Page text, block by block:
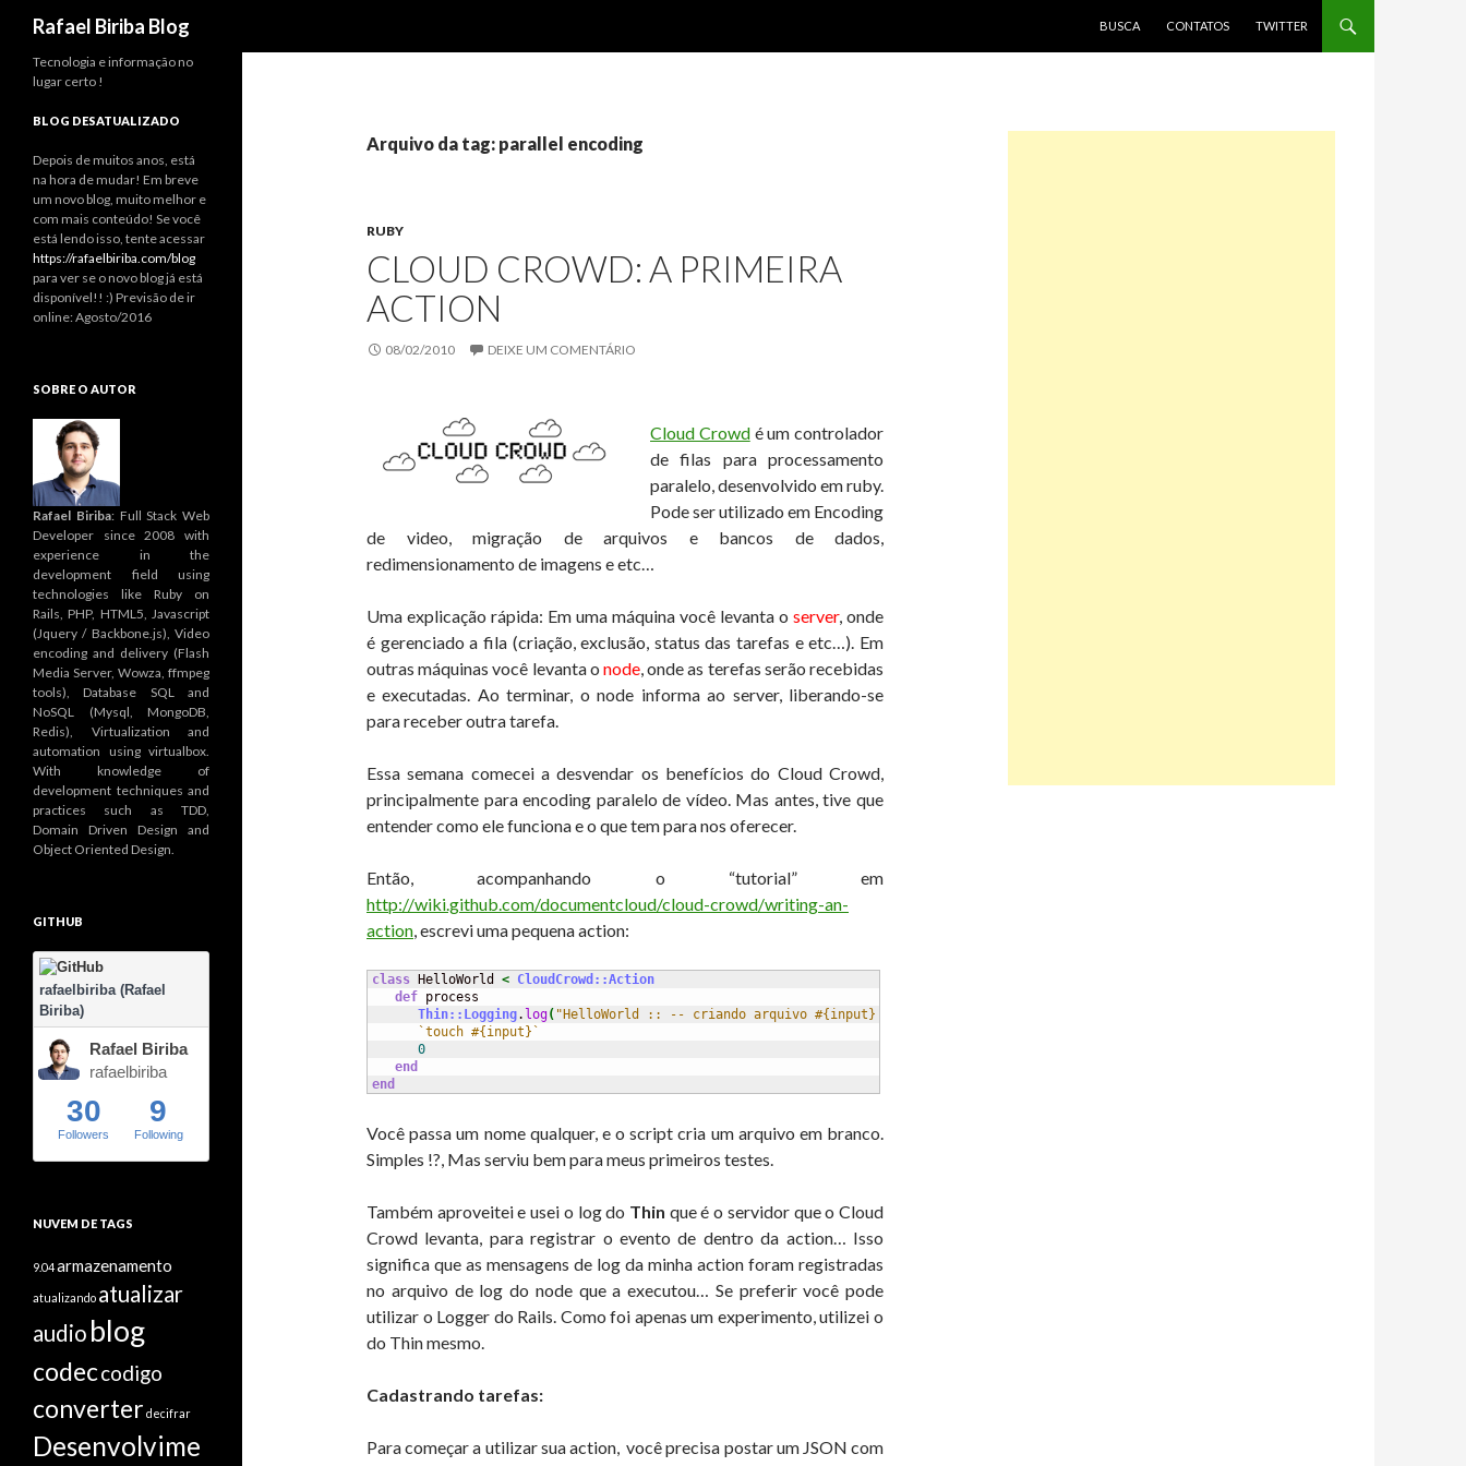
Rafael Biriba Blog
BUSCA
CONTATOS TWITTER
Arquivo da tag: parallel encoding
RUBY
CLOUD CROWD: A PRIMEIRA
ACTION
08/02/2010 DEIXE UM COMENTÁRIO
Cloud Crowdé um controlador
de filas para processamento
paralelo, desenvolvido em ruby.
Pode ser utilizado em Encoding
de video, migração de arquivos e bancos de dados,
redimensionamento de imagens e etc…
Uma explicação rápida: Em uma máquina você levanta o server, onde
é gerenciado a fila (criação, exclusão, status das tarefas e etc…). Em
outras máquinas você levanta o node, onde as terefas serão recebidas
e executadas. Ao terminar, o node informa ao server, liberando-se
para receber outra tarefa.
Essa semana comecei a desvendar os benefícios do Cloud Crowd,
principalmente para encoding paralelo de vídeo. Mas antes, tive que
entender como ele funciona e o que tem para nos oferecer.
Então, acompanhando o “tutorial” em
http://wiki.github.com/documentcloud/cloud-crowd/writing-an-
action, escrevi uma pequena action:
class HelloWorld < CloudCrowd::Action
def process
Thin::Logging. log( "HelloWorld :: -- criando arquivo #{input}!"
`touch #{input}`
0
end
end
Você passa um nome qualquer, e o script cria um arquivo em branco.
Simples !?, Mas serviu bem para meus primeiros testes.
Também aproveitei e usei o log do Thin que é o servidor que o Cloud
Crowd levanta, para registrar o evento de dentro da action… Isso
significa que as mensagens de log da minha action foram registradas
no arquivo de log do node que a executou… Se preferir você pode
utilizar o Logger do Rails. Como foi apenas um experimento, utilizei o
do Thin mesmo.
Cadastrando tarefas:
Para começar a utilizar sua action, você precisa postar um JSON com
Tecnologia e informação no
lugar certo !
BLOG DESATUALIZADO
Depois de muitos anos, está
na hora de mudar! Em breve
um novo blog, muito melhor e
com mais conteúdo! Se você
está lendo isso, tente acessar
https://rafaelbiriba.com/blog
para ver se o novo blog já está
disponível!! :) Previsão de ir
online: Agosto/2016
SOBRE O AUTOR
Rafael Biriba: Full Stack Web
Developer since 2008 with
experience in the
development field using
technologies like Ruby on
Rails, PHP, HTML5, Javascript
(Jquery / Backbone.js), Video
encoding and delivery (Flash
Media Server, Wowza, ffmpeg
tools), Database SQL and
NoSQL (Mysql, MongoDB,
Redis), Virtualization and
automation using virtualbox.
With knowledge of
development techniques and
practices such as TDD,
Domain Driven Design and
Object Oriented Design.
GITHUB
rafaelbiriba (Rafael
Biriba)
Rafael Biriba
rafaelbiriba
30
Followers
9
Following
NUVEM DE TAGS
9.04armazenamento
atualizando atualizar
audio blog
codeccodigo
converter decifrar
Desenvolvime